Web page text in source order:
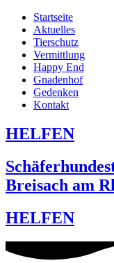
Startseite
Aktuelles
Tierschutz
Vermittlung
Happy End
Gnadenhof
Gedenken
Kontakt
HELFEN
Breisach am
HELFEN